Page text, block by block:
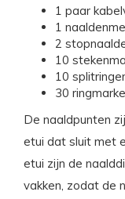
1 paar
1
2
10
10
30
De naaldpunten
etui dat sluit met
etui zijn de
vakken, zodat de